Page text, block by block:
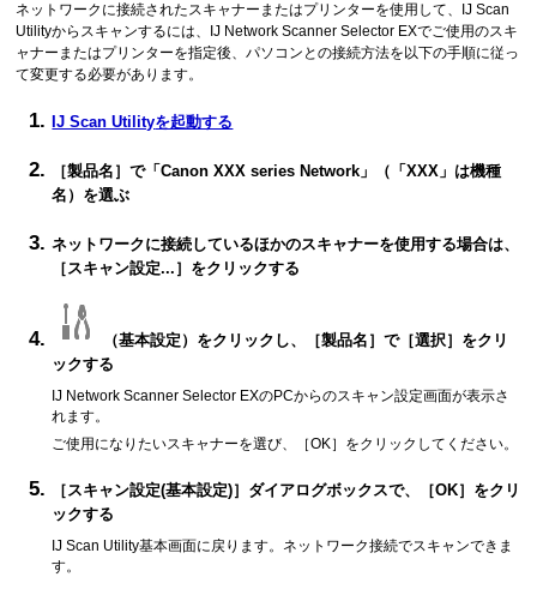
ネットワークに接続されたスキャナー またはプリンターを使用して、
IJ Scan
Utilityからスキャンするには、 IJ Network Scanner Selector EXでご使用のスキ
ャナー またはプリンターを指定後、パソコンとの接続方法を以下の手順に従っ
て変更する必要があります。
IJ Scan Utilityを起動する
［製品名 ］で「Canon XXXseries Network」（「XXX」は機種
名）を選ぶ
ネットワークに接続しているほかのスキャナーを使用する場合は、
［ スキャン設定... ］をクリックする
（基本設定）をクリックし、［製品名 ］で［選択］をクリ
ックする
IJ Network Scanner Selector EXのPCからのスキャン設定画面が表示さ
れます。
ご使用になりたいスキャナーを選び、［OK ］をクリックしてください。
［ スキャン設定(基本設定)］ダイアログボックスで、［OK］をクリ
ックする
IJ Scan Utility基本画面に戻ります。
ネットワーク接続でスキャンできま
す。